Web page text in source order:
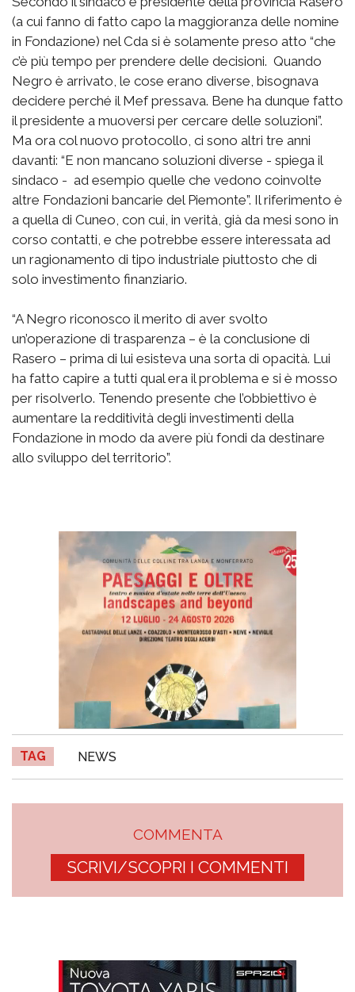
(a cui fanno di fatto capo la maggioranza delle nomine
in Fondazione) nel Cda si è solamente preso atto “che
c’è più tempo per prendere delle decisioni. Quando
Negro è arrivato, le cose erano diverse, bisognava
decidere perché il Mef pressava. Bene ha dunque fatto
il presidente a muoversi per cercare delle soluzioni”.
Ma ora col nuovo protocollo, ci sono altri tre anni
davanti: “E non mancano soluzioni diverse - spiega il
sindaco - ad esempio quelle che vedono coinvolte
altre Fondazioni bancarie del Piemonte”. Il riferimento è
a quella di Cuneo, con cui, in verità, già da mesi sono in
corso contatti, e che potrebbe essere interessata ad
un ragionamento di tipo industriale piuttosto che di
solo investimento finanziario.
“A Negro riconosco il merito di aver svolto
un’operazione di trasparenza – è la conclusione di
Rasero – prima di lui esisteva una sorta di opacità. Lui
ha fatto capire a tutti qual era il problema e si è mosso
per risolverlo. Tenendo presente che l’obbiettivo è
aumentare la redditività degli investimenti della
Fondazione in modo da avere più fondi da destinare
allo sviluppo del territorio”.
TAG NEWS
COMMENTA
SCRIVI/SCOPRI I COMMENTI